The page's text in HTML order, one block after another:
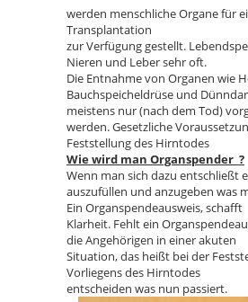
werden menschliche Organe für
Transplantation
zur Verfügung gestellt.
Nieren und Leber sehr oft.
Die Entnahme von Organen wie
Bauchspeicheldrüse und
meistens nur (nach dem Tod)
werden. Gesetzliche
Feststellung des Hirntodes
Wie wird man Organspender ?
Wenn man sich dazu entschließt
auszufüllen und anzugeben was
Ein Organspendeausweis, schafft
Klarheit. Fehlt ein
die Angehörigen in einer akuten
Situation, das heißt bei der
Vorliegens des Hirntodes
entscheiden was nun passiert.